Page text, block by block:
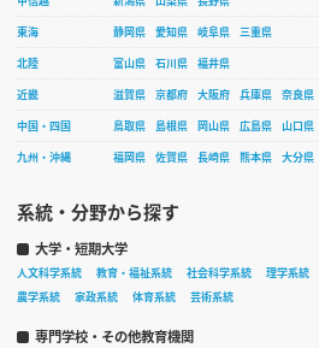
東海
静岡県 愛知県 岐阜県
三重県
北陸
富山県 石川県
福井県
近畿
滋賀県 京都府 大阪府 兵庫県 奈良県
中国・四国
鳥取県 島根県 岡山県 広島県 山口県
九州・沖縄
福岡県 佐賀県 長崎県 熊本県 大分県
系統・分野から探す
大学・短期大学
人文科学系統 教育・福祉系統 社会科学系統 理学系統
農学系統
家政系統 体育系統 芸術系統
専門学校・その他教育機関